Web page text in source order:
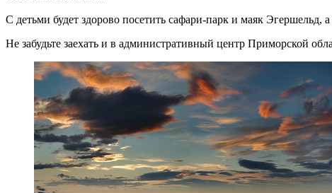
С детьми будет здорово посетить сафари-парк и маяк
Не забудьте заехать и в административный центр Приморской